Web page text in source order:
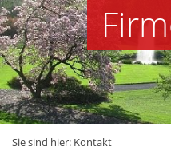
Sie sind hier: Kontakt